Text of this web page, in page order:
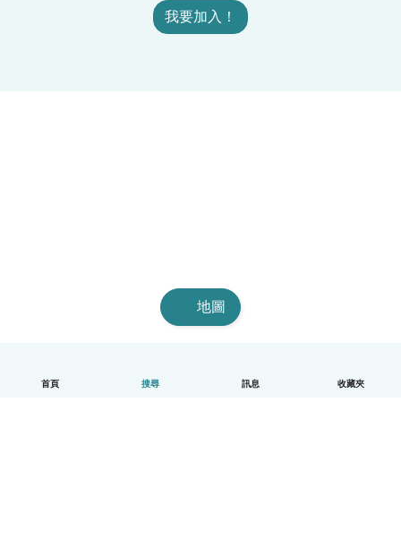
首頁 搜尋 訊息 收藏夾
我要加入！
地圖